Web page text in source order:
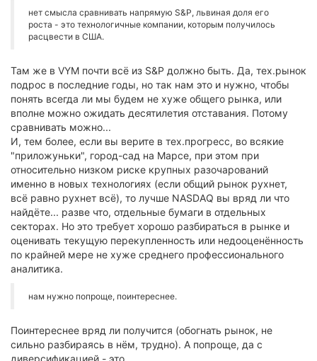
нет смысла сравнивать напрямую S&P, львиная доля его
роста - это технологичные компании, которым получилось
расцвести в США.
Там же в VYM почти всё из S&P должно быть. Да, тех.рынок
подрос в последние годы, но так нам это и нужно, чтобы
понять всегда ли мы будем не хуже общего рынка, или
вполне можно ожидать десятилетия отставания. Потому
сравнивать можно...
И, тем более, если вы верите в тех.прогресс, во всякие
"приложуньки", город-сад на Марсе, при этом при
относительно низком риске крупных разочарований
именно в новых технологиях (если общий рынок рухнет,
всё равно рухнет всё), то лучше NASDAQ вы вряд ли что
найдёте... разве что, отдельные бумаги в отдельных
секторах. Но это требует хорошо разбираться в рынке и
оценивать текущую перекупленность или недооценённость
по крайней мере не хуже среднего профессионального
аналитика.
нам нужно попроще, поинтереснее.
Поинтереснее вряд ли получится (обогнать рынок, не
сильно разбираясь в нём, трудно). А попроще, да с